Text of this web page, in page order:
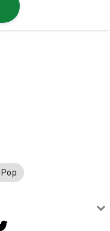
Pop